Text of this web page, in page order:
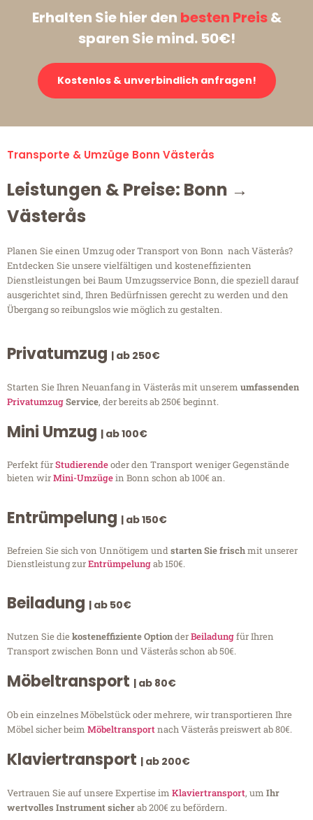
Erhalten Sie hier den besten Preis&
sparen Sie mind. 50€!
Kostenlos & unverbindlich anfragen!
Transporte & Umzüge Bonn Västerås
Leistungen & Preise: Bonn →
Västerås
Planen Sie einen Umzug oder Transport von Bonn nach Västerås?
Entdecken Sie unsere vielfältigen und kosteneffizienten
Dienstleistungen bei Baum Umzugsservice Bonn, die speziell darauf
ausgerichtet sind, Ihren Bedürfnissen gerecht zu werden und den
Übergang so reibungslos wie möglich zu gestalten.
Privatumzug | ab 250€
Starten Sie Ihren Neuanfang in Västerås mit unserem umfassenden
PrivatumzugService, der bereits ab 250€ beginnt.
Mini Umzug | ab 100€
Perfekt fürStudierendeoder den Transport weniger Gegenstände
bieten wirMini-Umzügein Bonn schon ab 100€ an.
Entrümpelung | ab 150€
Befreien Sie sich von Unnötigem undstarten Sie frischmit unserer
Dienstleistung zurEntrümpelungab 150€.
Beiladung | ab 50€
Nutzen Sie diekosteneffiziente OptionderBeiladungfür Ihren
Transport zwischen Bonn und Västerås schon ab 50€.
Möbeltransport | ab 80€
Ob ein einzelnes Möbelstück oder mehrere, wir transportieren Ihre
Möbel sicher beim Möbeltransportnach Västerås preiswert ab 80€.
Klaviertransport | ab 200€
Vertrauen Sie auf unsere Expertise im Klaviertransport, um Ihr
wertvolles Instrument sicherab 200€ zu befördern.